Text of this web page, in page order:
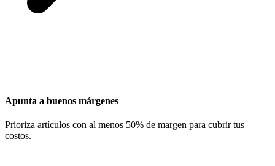
Apunta a buenos márgenes
Prioriza artículos con al menos 50% de margen para cubrir tus
costos.